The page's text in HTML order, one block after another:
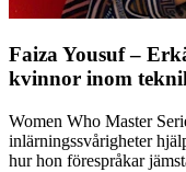
Faiza Yousuf –
kvinnor inom
Women Who Master
inlärningssvårigheter
hur hon förespråkar